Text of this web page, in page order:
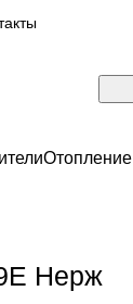
Отопление
Нерж